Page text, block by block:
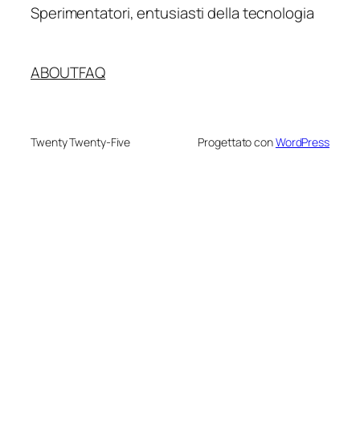
Sperimentatori, entusiasti della tecnologia
ABOUTFAQ
Twenty Twenty-Five Progettato conWordPress